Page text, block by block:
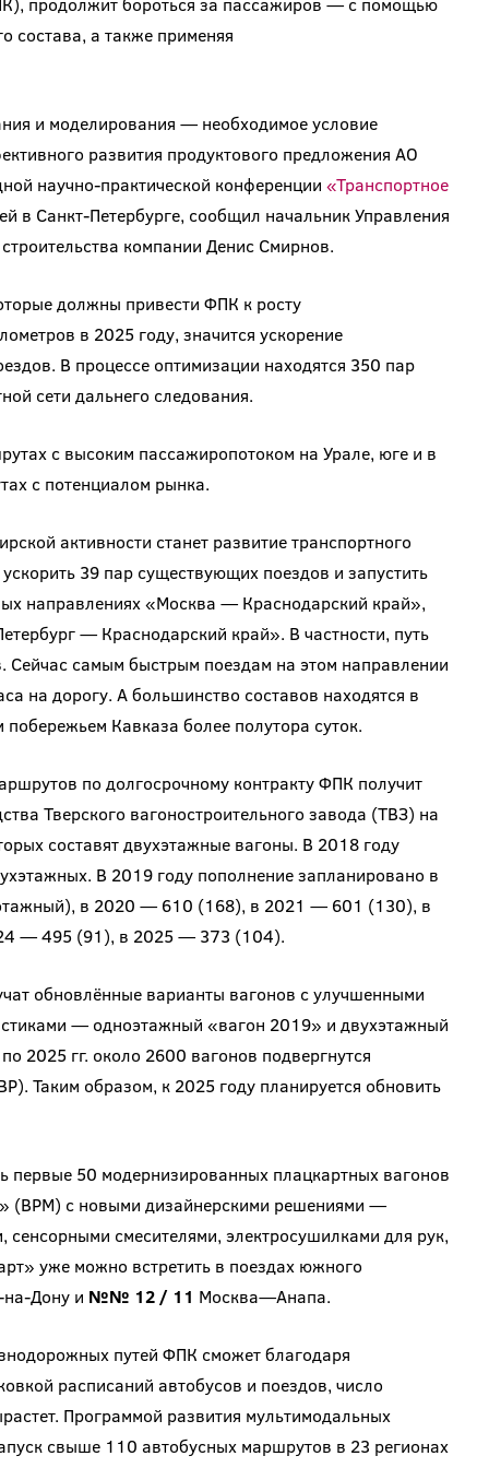
состава, а также применяя
и моделирования — необходимое условие
развития продуктового предложения АО
научно-практической конференции «Транспортное
в Санкт-Петербурге, сообщил начальник Управления
компании Денис Смирнов.
должны привести ФПК к росту
в 2025 году, значится ускорение
В процессе оптимизации находятся 350 пар
сети дальнего следования.
с высоким пассажиропотоком на Урале, юге и в
с потенциалом рынка.
активности станет развитие транспортного
39 пар существующих поездов и запустить
направлениях «Москва — Краснодарский край»,
— Краснодарский край». В частности, путь
Сейчас самым быстрым поездам на этом направлении
на дорогу. А большинство составов находятся в
Кавказа более полутора суток.
по долгосрочному контракту ФПК получит
Тверского вагоностроительного завода (ТВЗ) на
составят двухэтажные вагоны. В 2018 году
В 2019 году пополнение запланировано в
в 2020 — 610 (168), в 2021 — 601 (130), в
— 495 (91), в 2025 — 373 (104).
обновлённые варианты вагонов с улучшенными
— одноэтажный «вагон 2019» и двухэтажный
2025 гг. около 2600 вагонов подвергнутся
Таким образом, к 2025 году планируется обновить
первые 50 модернизированных плацкартных вагонов
(ВРМ) с новыми дизайнерскими решениями —
смесителями, электросушилками для рук,
уже можно встретить в поездах южного
Дону и №№ 12 / 11 Москва—Анапа.
путей ФПК сможет благодаря
расписаний автобусов и поездов, число
Программой развития мультимодальных
свыше 110 автобусных маршрутов в 23 регионах